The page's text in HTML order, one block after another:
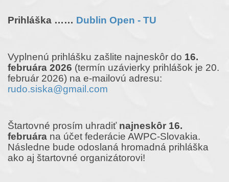
Prihláška …… Dublin Open - TU
Vyplnenú prihlášku zašlite najneskôr do 16.
februára 2026 (termín uzávierky prihlášok je 20.
február 2026) na e-mailovú adresu:
rudo.siska@gmail.com
Štartovné prosím uhradiť najneskôr 16.
februára na účet federácie AWPC-Slovakia.
Následne bude odoslaná hromadná prihláška
ako aj štartovné organizátorovi!